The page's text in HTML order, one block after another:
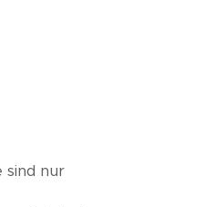
sind nur